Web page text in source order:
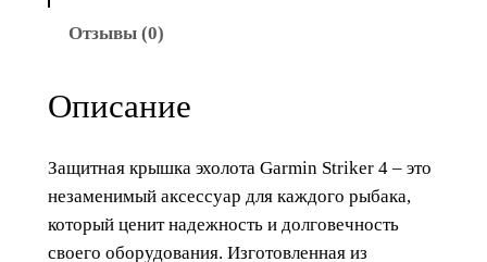
а
р
а
Отзывы (0)
Описание
Защитная крышка эхолота Garmin Striker 4 – это
незаменимый аксессуар для каждого рыбака,
который ценит надежность и долговечность
своего оборудования. Изготовленная из